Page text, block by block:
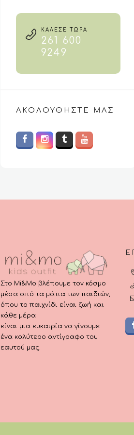
€24.00.
ΚΑΛΕΣΕ ΤΩΡΑ
261 600
9249
ΑΚΟΛΟΥΘΉΣΤΕ ΜΑΣ
Στο Mi&Mo βλέπουμε τον κόσμο
μέσα από τα μάτια των παιδιών,
όπου το παιχνίδι είναι ζωή και
κάθε μέρα
είναι μια ευκαιρία να γίνουμε
ένα καλύτερο αντίγραφο του
εαυτού μας.